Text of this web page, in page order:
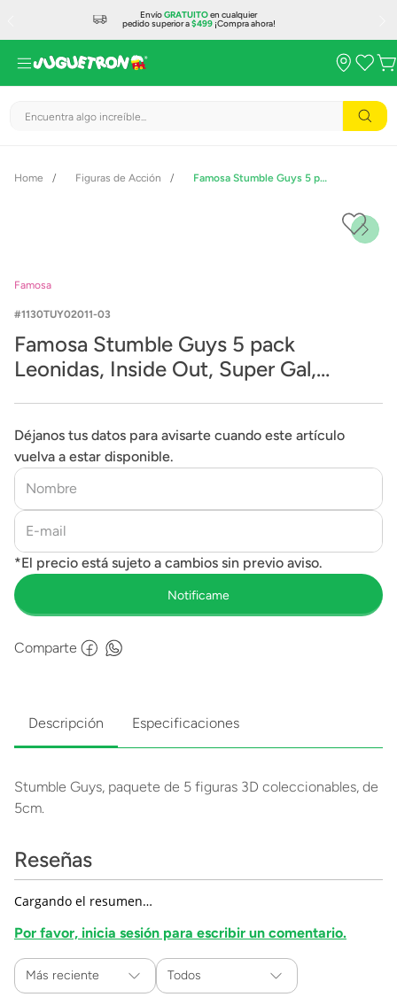
EnvíoGRATUITOen cualquier
pedido superior a$499¡Compra ahora!
Encuentra algo increíble...
Figuras de Acción Famosa Stumble Guys 5 pack Leonidas, Inside Out, Super Gal, Sensei Fire Fist y Mistery Stumble Figura 5 cm
Famosa
1130TUY02011-03
Famosa Stumble Guys 5 pack
Leonidas, Inside Out, Super Gal,
Déjanos tus datos para avisarte cuando este artículo
vuelva a estar disponible.
Comparte
Descripción Especificaciones
Stumble Guys, paquete de 5 figuras 3D coleccionables, de
5cm.
Reseñas
Cargando el resumen…
Por favor, inicia sesión para escribir un comentario.
Más reciente Todos